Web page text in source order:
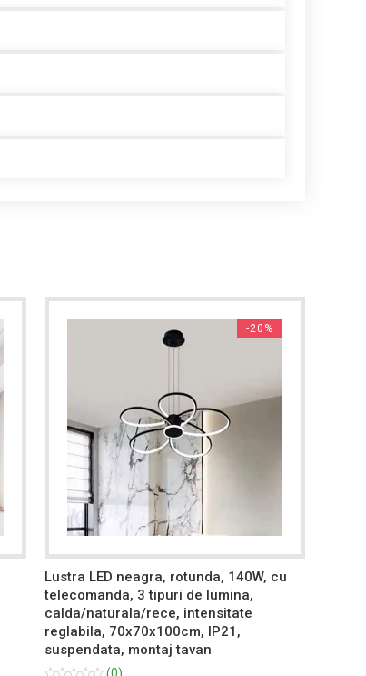
-20%
Lustra LED neagra, rotunda, 140W, cu
telecomanda, 3 tipuri de lumina,
calda/naturala/rece, intensitate
reglabila, 70x70x100cm, IP21,
suspendata, montaj tavan
(0)